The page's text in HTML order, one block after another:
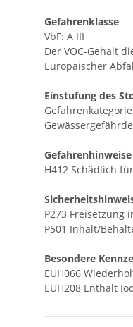
Gefahrenklasse
VbF: A III
Der VOC-Gehalt
Europäischer
Einstufung des
Gefahrenhinweise
H412 Schädlich
P273 Freisetzung
P501 Inhalt/
Besondere
EUH066
EUH208 Enthält